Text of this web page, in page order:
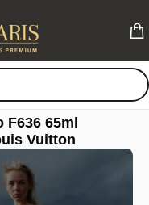
F636 65ml
Vuitton